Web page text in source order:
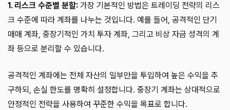
1. 리스크 수준별 분할: 가장 기본적인 방법은 트레이딩 전략의 리스
크 수준에 따라 계좌를 나누는 것입니다. 예를 들어, 공격적인 단기
매매 계좌, 중장기적인 가치 투자 계좌, 그리고 비상 자금 성격의 계
좌 등으로 분리할 수 있습니다.
공격적인 계좌에는 전체 자산의 일부만을 투입하여 높은 수익을 추
구하되, 손실 한도를 명확히 설정합니다. 중장기 계좌는 상대적으로
안정적인 전략을 사용하여 꾸준한 수익을 목표로 합니다.